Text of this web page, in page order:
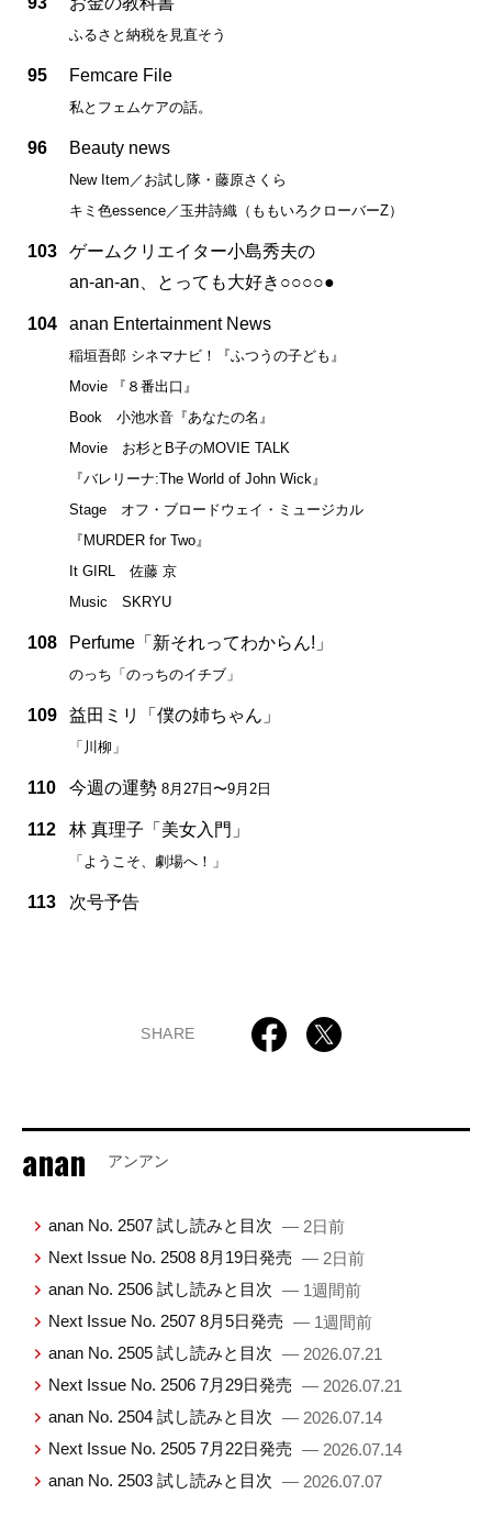
ふるさと納税を見直そう
95 Femcare File
私とフェムケアの話。
96 Beauty news
New Item／お試し隊・藤原さくら
キミ色essence／玉井詩織（ももいろクローバーZ）
103
ゲームクリエイター小島秀夫の
an-an-an、とっても大好き○○○○●
104 anan Entertainment News
稲垣吾郎 シネマナビ！『ふつうの子ども』
Movie 『８番出口』
Book 小池水音『あなたの名』
Movie お杉とB子のMOVIE TALK
『バレリーナ:The World of John Wick』
Stage オフ・ブロードウェイ・ミュージカル
『MURDER for Two』
It GIRL 佐藤 京
Music SKRYU
108 Perfume「新それってわからん!」
のっち「のっちのイチブ」
109 益田ミリ「僕の姉ちゃん」
「川柳」
110 今週の運勢 8月27日〜9月2日
112 林 真理子「美女入門」
「ようこそ、劇場へ！」
113 次号予告
SHARE
anan アンアン
anan No. 2507 試し読みと目次 — 2日前
Next Issue No. 2508 8月19日発売 — 2日前
anan No. 2506 試し読みと目次 — 1週間前
Next Issue No. 2507 8月5日発売 — 1週間前
anan No. 2505 試し読みと目次 — 2026.07.21
Next Issue No. 2506 7月29日発売 — 2026.07.21
anan No. 2504 試し読みと目次 — 2026.07.14
Next Issue No. 2505 7月22日発売 — 2026.07.14
anan No. 2503 試し読みと目次 — 2026.07.07